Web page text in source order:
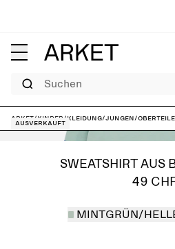
Suchen
ARKET/Kinder /Kleidung/Jungen/Oberteile
Ausverkauft
SWEATSHIRT AUS
49
MINTGRÜN/